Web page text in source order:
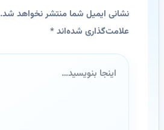
نشانی ایمیل شما منتشر نخواهد شد.
علامت‌گذاری شده‌اند*
اینجا
بنویسید…